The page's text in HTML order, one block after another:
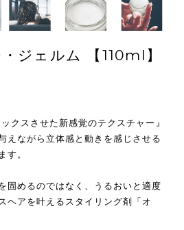
ジェルム 【110ml】
クスさせた新感覚のテクスチャー』
えながら立体感と動きを感じさせる
す。
固めるのではなく、うるおいと適度
ヘアを叶えるスタイリング剤「オ